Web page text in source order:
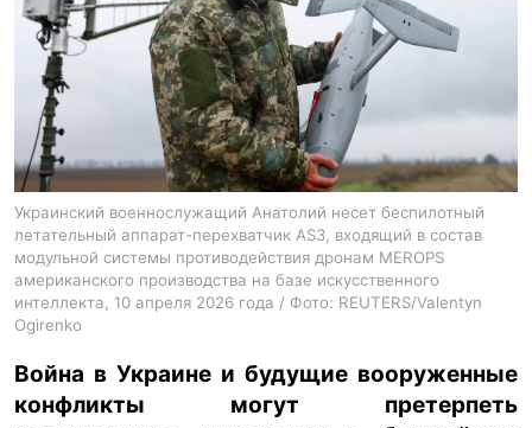
ua ru en
Украинский военнослужащий Анатолий несет беспилотный
летательный аппарат-перехватчик AS3, входящий в состав
модульной системы противодействия дронам MEROPS
американского производства на базе искусственного
интеллекта, 10 апреля 2026 года / Фото: REUTERS/Valentyn
Ogirenko
Война в Украине и будущие вооруженные
конфликты могут претерпеть